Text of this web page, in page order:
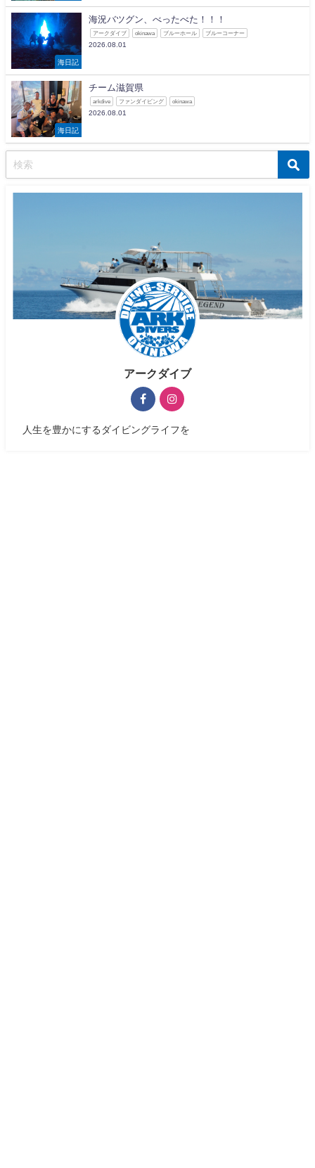
海日記
海況バツグン、べったべた！！！
アークダイブ okinawa ブルーホール ブルーコーナー
2026.08.01
海日記
チーム滋賀県
arkdive ファンダイビング okinawa
2026.08.01
アークダイブ
人生を豊かにするダイビングライフを